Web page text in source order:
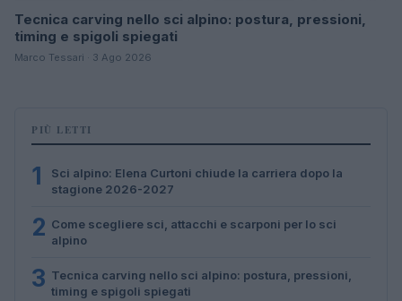
Tecnica carving nello sci alpino: postura, pressioni,
timing e spigoli spiegati
Marco Tessari · 3 Ago 2026
PIÙ LETTI
1
Sci alpino: Elena Curtoni chiude la carriera dopo la
stagione 2026-2027
2 Come scegliere sci, attacchi e scarponi per lo sci
alpino
3 Tecnica carving nello sci alpino: postura, pressioni,
timing e spigoli spiegati